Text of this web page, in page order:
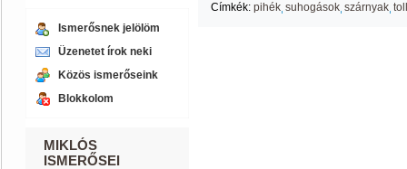
Ismerősnek jelölöm
Üzenetet írok neki
Közös ismerőseink
Blokkolom
MIKLÓS
ISMERŐSEI
Címkék: pihék suhogások szárnyak